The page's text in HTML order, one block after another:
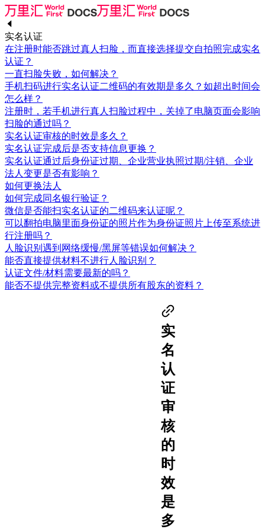
实名认证
在注册时能否跳过真人扫脸，而直接选择提交自拍照完成实名
认证？
一直扫脸失败，如何解决？
手机扫码进行实名认证二维码的有效期是多久？如超出时间会
怎么样？
注册时，若手机进行真人扫脸过程中，关掉了电脑页面会影响
扫脸的通过吗？
实名认证审核的时效是多久？
实名认证完成后是否支持信息更换？
实名认证通过后身份证过期、企业营业执照过期/注销、企业
法人变更是否有影响？
如何更换法人
如何完成同名银行验证？
微信是否能扫实名认证的二维码来认证呢？
可以翻拍电脑里面身份证的照片作为身份证照片上传至系统进
行注册吗？
人脸识别遇到网络缓慢/黑屏等错误如何解决？
能否直接提供材料不进行人脸识别？
认证文件/材料需要最新的吗？
能否不提供完整资料或不提供所有股东的资料？
实
名
认
证
审
核
的
时
效
是
多